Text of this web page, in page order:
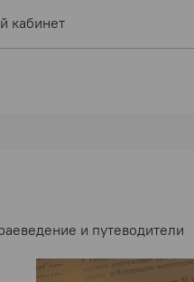
кабинет
и путеводители